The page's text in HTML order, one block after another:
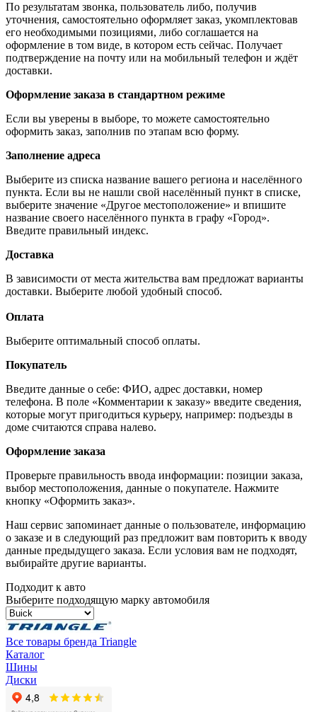
По результатам звонка, пользователь либо, получив
уточнения, самостоятельно оформляет заказ, укомплектовав
его необходимыми позициями, либо соглашается на
оформление в том виде, в котором есть сейчас. Получает
подтверждение на почту или на мобильный телефон и ждёт
доставки.
Оформление заказа в стандартном режиме
Если вы уверены в выборе, то можете самостоятельно
оформить заказ, заполнив по этапам всю форму.
Заполнение адреса
Выберите из списка название вашего региона и населённого
пункта. Если вы не нашли свой населённый пункт в списке,
выберите значение «Другое местоположение» и впишите
название своего населённого пункта в графу «Город».
Введите правильный индекс.
Доставка
В зависимости от места жительства вам предложат варианты
доставки. Выберите любой удобный способ.
Оплата
Выберите оптимальный способ оплаты.
Покупатель
Введите данные о себе: ФИО, адрес доставки, номер
телефона. В поле «Комментарии к заказу» введите сведения,
которые могут пригодиться курьеру, например: подъезды в
доме считаются справа налево.
Оформление заказа
Проверьте правильность ввода информации: позиции заказа,
выбор местоположения, данные о покупателе. Нажмите
кнопку «Оформить заказ».
Наш сервис запоминает данные о пользователе, информацию
о заказе и в следующий раз предложит вам повторить к вводу
данные предыдущего заказа. Если условия вам не подходят,
выбирайте другие варианты.
Подходит к авто
Выберите подходящую марку автомобиля
Все товары бренда Triangle
Каталог
Шины
Диски